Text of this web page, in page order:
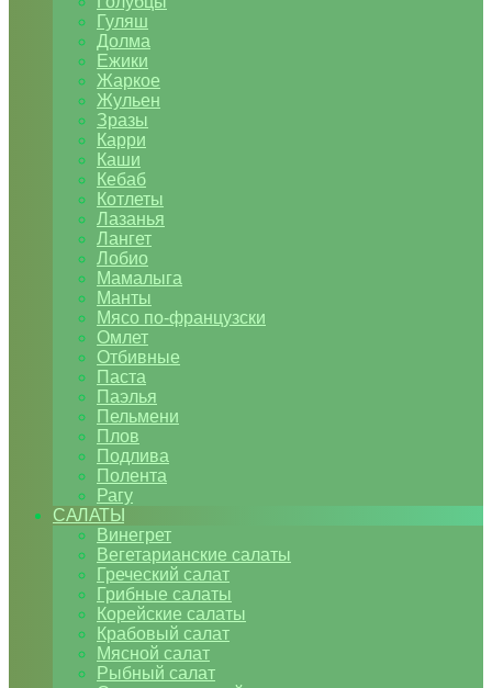
Гуляш
Долма
Ежики
Жаркое
Жульен
Зразы
Карри
Каши
Кебаб
Котлеты
Лазанья
Лангет
Лобио
Мамалыга
Манты
Мясо по-французски
Омлет
Отбивные
Паста
Паэлья
Пельмени
Плов
Подлива
Полента
Рагу
САЛАТЫ
Винегрет
Вегетарианские салаты
Греческий салат
Грибные салаты
Корейские салаты
Крабовый салат
Мясной салат
Рыбный салат